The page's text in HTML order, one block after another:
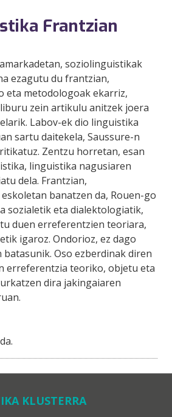
Frantzian
soziolinguistikak
ezagutu du frantzian,
eta metodologoak ekarriz,
zein artikulu anitzek joera
Labov-ek dio linguistika
sartu daitekela, Saussure-n
Zentzu horretan, esan
linguistika nagusiaren
dela. Frantzian,
banatzen da, Rouen-go
sozialetik eta dialektologiatik,
duen erreferentzien teoriara,
igaroz. Ondorioz, ez dago
Oso ezberdinak diren
erreferentzia teoriko, objetu eta
dira jakingaiaren
KLUSTERRA